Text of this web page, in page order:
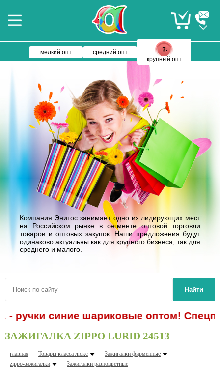
мелкий опт
средний опт
крупный опт
Компания Энитос занимает одно из лидирующих мест
на Российском рынке в сегменте оптовой торговли
товаров и оптовых закупок. Наши предложения будут
одинаково актуальны как для крупного бизнеса, так для
среднего и малого.
Найти
ручки синие шариковые оптом!
ЗАЖИГАЛКА ZIPPO LURID 24513
главная Товары класса люкс
Зажигалки фирменные
zippo-зажигалки
Зажигалки разноцветные